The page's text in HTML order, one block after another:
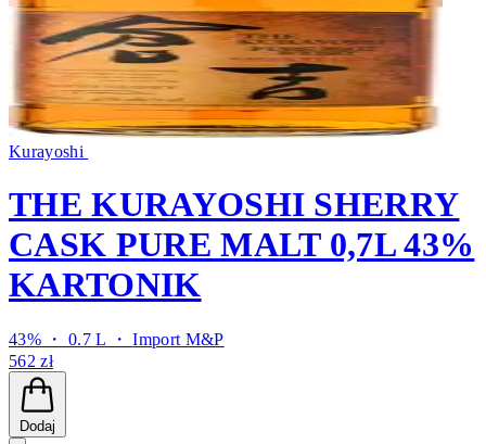
Kurayoshi
THE KURAYOSHI SHERRY
CASK PURE MALT 0,7L 43%
KARTONIK
43% ・ 0.7 L ・Import M&P
562 zł
Dodaj